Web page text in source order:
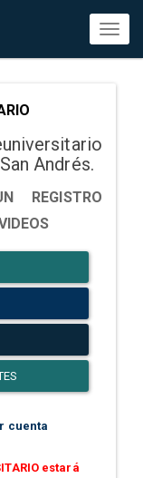
Andrés.
REGISTRO
cuenta
estará